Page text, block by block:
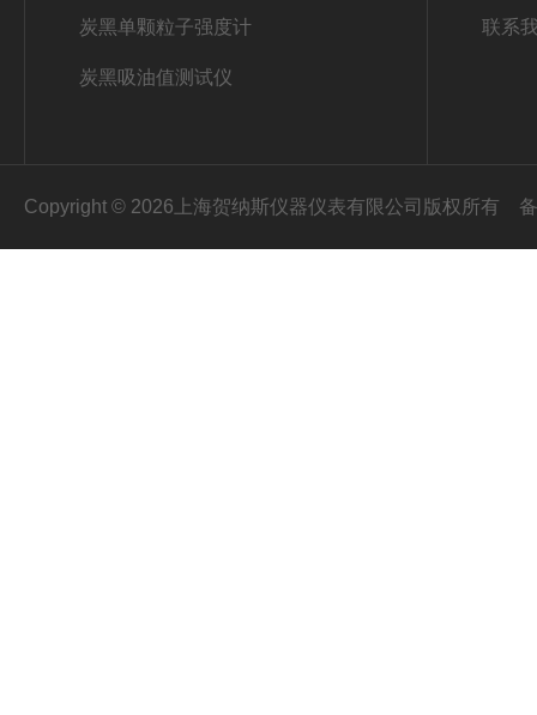
炭黑单颗粒子强度计
炭黑吸油值测试仪
联系
Copyright © 2026上海贺纳斯仪器仪表有限公司版权所有